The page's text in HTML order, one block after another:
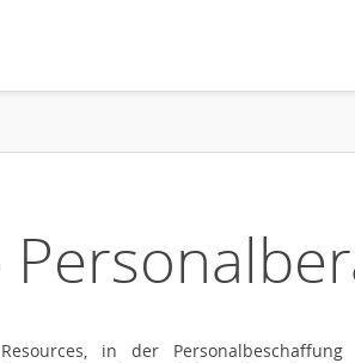
in der